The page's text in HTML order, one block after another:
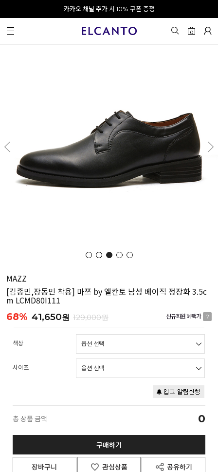
오전 10시 이전 결제 완료 시 오늘 출발!
회원가입 시 최대 20% 쿠폰 지급
카카오 채널 추가 시 10% 쿠폰 증정
0
MAZZ
[김종민,장동민 착용] 마쯔 by 엘칸토 남성 베이직 정장화 3.5c
m LCMD80I111
68% 41,650원 129,000원 신규회원 혜택가 ?
색상
사이즈
총 상품 금액 0
구매하기
장바구니 관심상품 공유하기